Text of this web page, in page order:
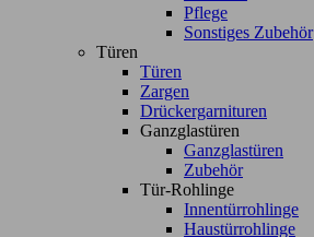
Pflege
Sonstiges Zubehör
Türen
Türen
Zargen
Drückergarnituren
Ganzglastüren
Ganzglastüren
Zubehör
Tür-Rohlinge
Innentürrohlinge
Haustürrohlinge